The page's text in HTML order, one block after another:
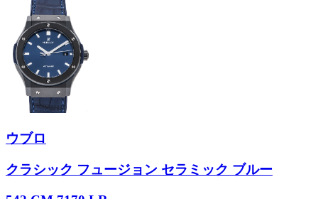
ウブロ
クラシック フュージョン セラミック ブルー